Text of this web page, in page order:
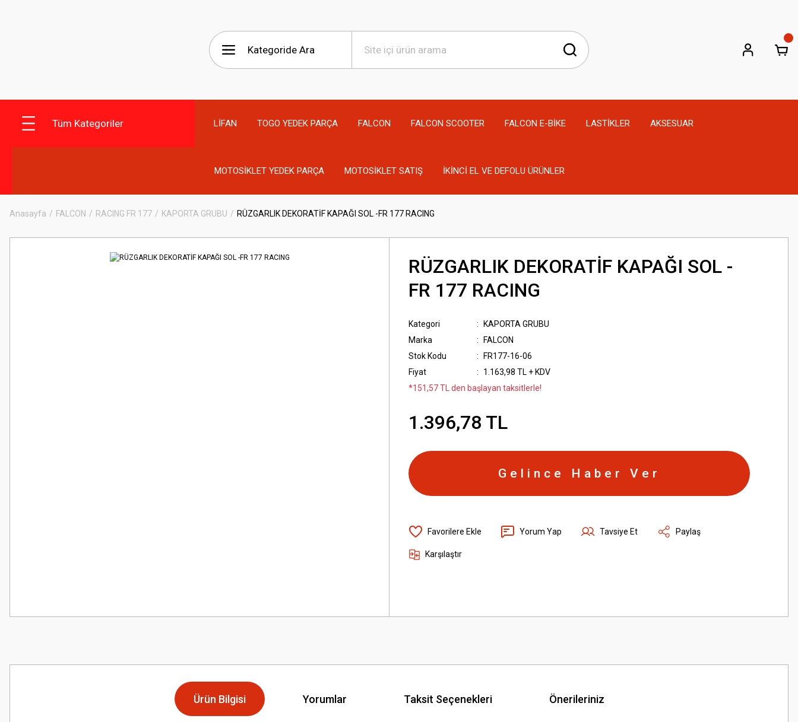
Tüm Kategoriler LİFAN TOGO YEDEK PARÇA FALCON FALCON SCOOTER FALCON E-BİKE LASTİKLER AKSESUAR
MOTOSİKLET YEDEK PARÇA MOTOSİKLET SATIŞ İKİNCİ EL VE DEFOLU ÜRÜNLER
Anasayfa FALCON RACING FR 177 KAPORTA GRUBU RÜZGARLIK DEKORATİF KAPAĞI SOL -FR 177 RACING
RÜZGARLIK DEKORATİF KAPAĞI SOL -
FR 177 RACING
Kategori
KAPORTA GRUBU
Marka
FALCON
Stok Kodu
FR177-16-06
Fiyat
1.163,98 TL + KDV
*151,57 TL den başlayan taksitlerle!
1.396,78 TL
Gelince Haber Ver
Yorum Yap Tavsiye Et Paylaş
Karşılaştır
Ürün Bilgisi Yorumlar Taksit Seçenekleri Önerileriniz